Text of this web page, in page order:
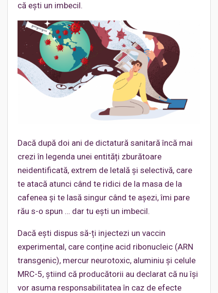
că ești un imbecil.
Dacă după doi ani de dictatură sanitară încă mai
crezi în legenda unei entități zburătoare
neidentificată, extrem de letală și selectivă, care
te atacă atunci când te ridici de la masa de la
cafenea și te lasă singur când te așezi, îmi pare
rău s-o spun … dar tu ești un imbecil.
Dacă ești dispus să-ți injectezi un vaccin
experimental, care conține acid ribonucleic (ARN
transgenic), mercur neurotoxic, aluminiu și celule
MRC-5, știind că producătorii au declarat că nu își
vor asuma responsabilitatea în caz de efecte